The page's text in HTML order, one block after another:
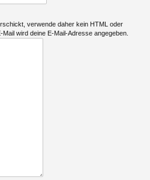
verwende daher kein HTML oder
wird deine E-Mail-Adresse angegeben.